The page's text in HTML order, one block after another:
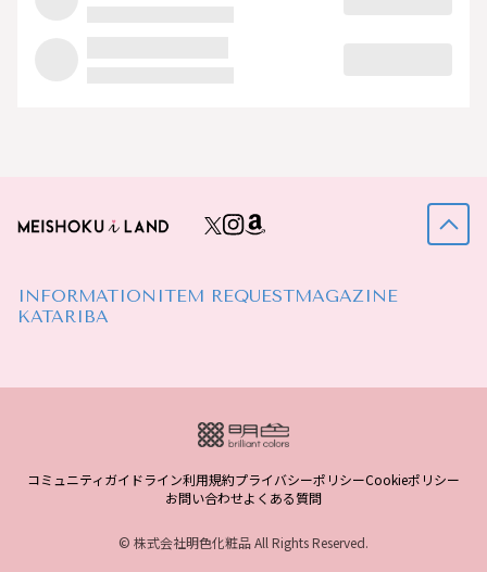
INFORMATION ITEM REQUESTMAGAZINE
KATARIBA
コミュニティガイドライン利用規約プライバシーポリシーCookieポリシー
お問い合わせよくある質問
© 株式会社明色化粧品 All Rights Reserved.